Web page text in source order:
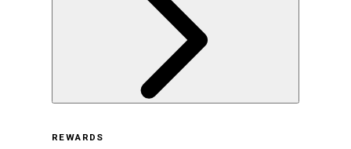
ヒストリー
採用情報
REWARDS